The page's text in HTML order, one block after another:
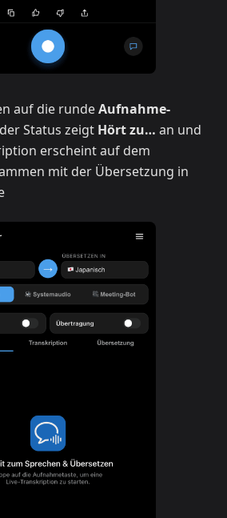
auf die rundeAufnahme-
Status zeigt Hört zu… an und
erscheint auf dem
mit der Übersetzung in